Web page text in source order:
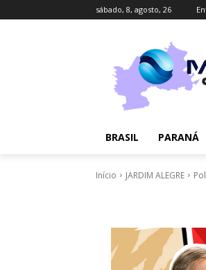
sábado, 8, agosto, 26
BRASIL PARANÁ
Início JARDIM ALEGRE